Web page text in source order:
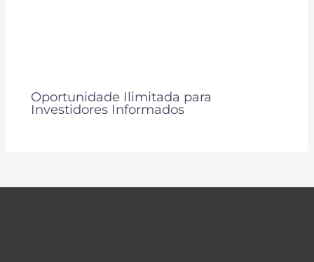
Oportunidade Ilimitada para
Investidores Informados